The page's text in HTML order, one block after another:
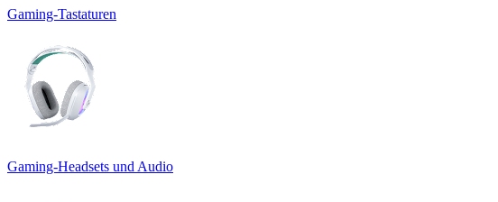
Gaming-Tastaturen
Gaming-Headsets und Audio